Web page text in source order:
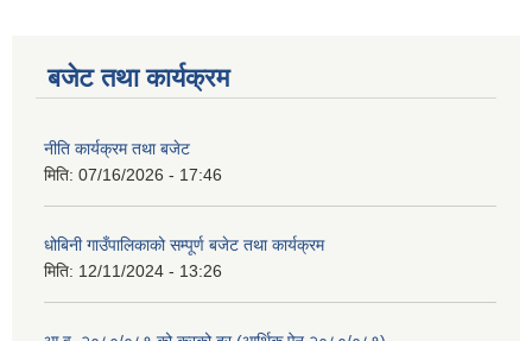
बजेट तथा कार्यक्रम
नीति कार्यक्रम तथा बजेट
मिति: 07/16/2026 - 17:46
धोबिनी गाउँपालिकाको सम्पूर्ण बजेट तथा कार्यक्रम
मिति: 12/11/2024 - 13:26